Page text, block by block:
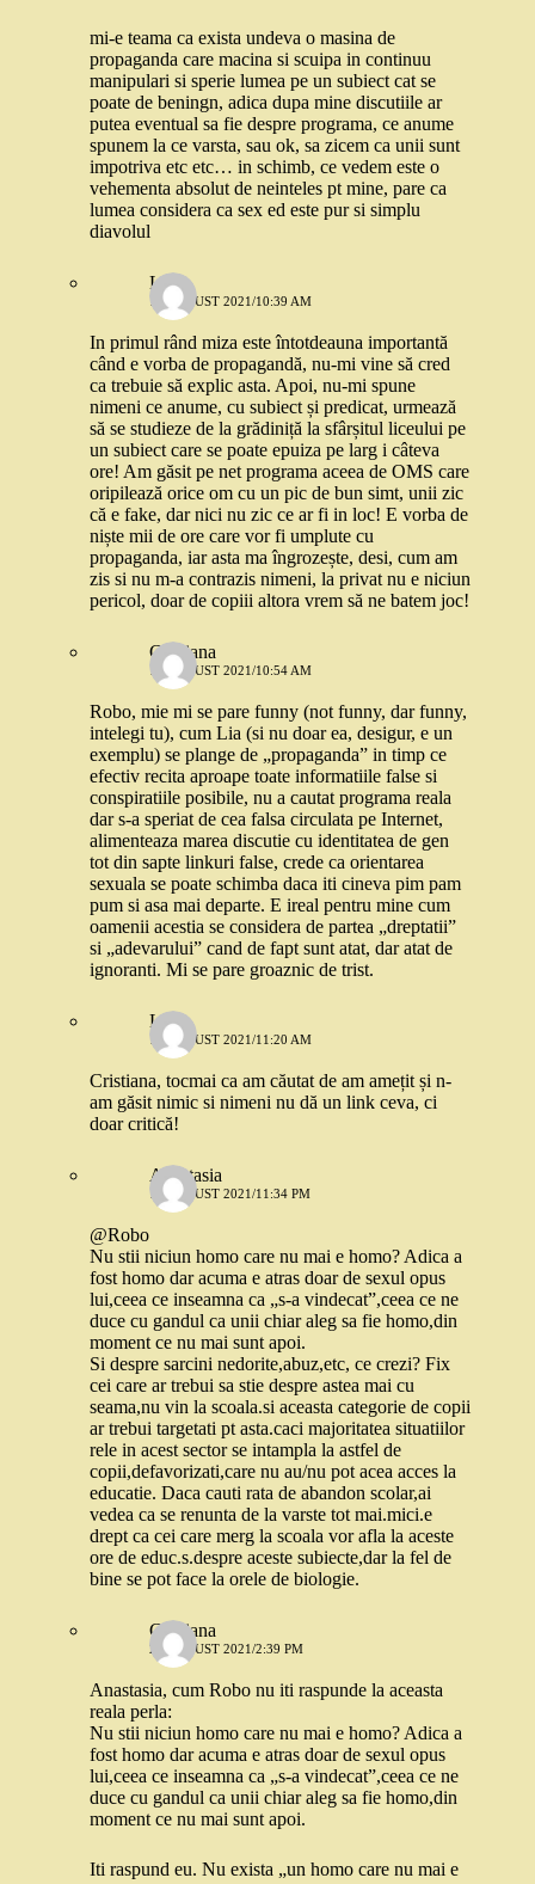
mi-e teama ca exista undeva o masina de
propaganda care macina si scuipa in continuu
manipulari si sperie lumea pe un subiect cat se
poate de beningn, adica dupa mine discutiile ar
putea eventual sa fie despre programa, ce anume
spunem la ce varsta, sau ok, sa zicem ca unii sunt
impotriva etc etc… in schimb, ce vedem este o
vehementa absolut de neinteles pt mine, pare ca
lumea considera ca sex ed este pur si simplu
diavolul
Lia
19 AUGUST 2021/10:39 AM
In primul rând miza este întotdeauna importantă
când e vorba de propagandă, nu-mi vine să cred
ca trebuie să explic asta. Apoi, nu-mi spune
nimeni ce anume, cu subiect și predicat, urmează
să se studieze de la grădiniță la sfârșitul liceului pe
un subiect care se poate epuiza pe larg i câteva
ore! Am găsit pe net programa aceea de OMS care
oripilează orice om cu un pic de bun simt, unii zic
că e fake, dar nici nu zic ce ar fi in loc! E vorba de
niște mii de ore care vor fi umplute cu
propaganda, iar asta ma îngrozește, desi, cum am
zis si nu m-a contrazis nimeni, la privat nu e niciun
pericol, doar de copiii altora vrem să ne batem joc!
Cristiana
19 AUGUST 2021/10:54 AM
Robo, mie mi se pare funny (not funny, dar funny,
intelegi tu), cum Lia (si nu doar ea, desigur, e un
exemplu) se plange de „propaganda” in timp ce
efectiv recita aproape toate informatiile false si
conspiratiile posibile, nu a cautat programa reala
dar s-a speriat de cea falsa circulata pe Internet,
alimenteaza marea discutie cu identitatea de gen
tot din sapte linkuri false, crede ca orientarea
sexuala se poate schimba daca iti cineva pim pam
pum si asa mai departe. E ireal pentru mine cum
oamenii acestia se considera de partea „dreptatii”
si „adevarului” cand de fapt sunt atat, dar atat de
ignoranti. Mi se pare groaznic de trist.
Lia
19 AUGUST 2021/11:20 AM
Cristiana, tocmai ca am căutat de am amețit și n-
am găsit nimic si nimeni nu dă un link ceva, ci
doar critică!
Anastasia
19 AUGUST 2021/11:34 PM
@Robo
Nu stii niciun homo care nu mai e homo? Adica a
fost homo dar acuma e atras doar de sexul opus
lui,ceea ce inseamna ca „s-a vindecat”,ceea ce ne
duce cu gandul ca unii chiar aleg sa fie homo,din
moment ce nu mai sunt apoi.
Si despre sarcini nedorite,abuz,etc, ce crezi? Fix
cei care ar trebui sa stie despre astea mai cu
seama,nu vin la scoala.si aceasta categorie de copii
ar trebui targetati pt asta.caci majoritatea situatiilor
rele in acest sector se intampla la astfel de
copii,defavorizati,care nu au/nu pot acea acces la
educatie. Daca cauti rata de abandon scolar,ai
vedea ca se renunta de la varste tot mai.mici.e
drept ca cei care merg la scoala vor afla la aceste
ore de educ.s.despre aceste subiecte,dar la fel de
bine se pot face la orele de biologie.
Cristiana
20 AUGUST 2021/2:39 PM
Anastasia, cum Robo nu iti raspunde la aceasta
reala perla:
Nu stii niciun homo care nu mai e homo? Adica a
fost homo dar acuma e atras doar de sexul opus
lui,ceea ce inseamna ca „s-a vindecat”,ceea ce ne
duce cu gandul ca unii chiar aleg sa fie homo,din
moment ce nu mai sunt apoi.
Iti raspund eu. Nu exista „un homo care nu mai e